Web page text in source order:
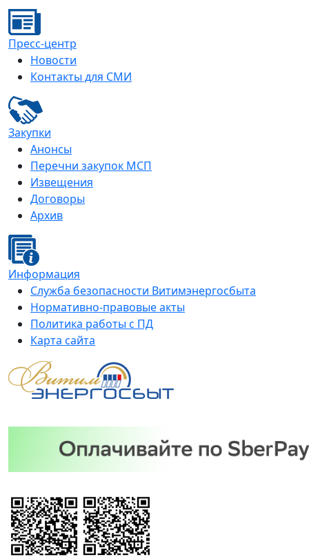
Пресс-центр
Новости
Контакты для СМИ
Закупки
Анонсы
Перечни закупок МСП
Извещения
Договоры
Архив
Информация
Служба безопасности Витимэнергосбыта
Нормативно-правовые акты
Политика работы с ПД
Карта сайта